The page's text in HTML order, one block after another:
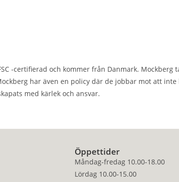
-certifierad och kommer från Danmark.
har även en policy där de jobbar mot att
med kärlek och ansvar.
Öppettider
Måndag-fredag 10.00-18.00
Lördag 10.00-15.00